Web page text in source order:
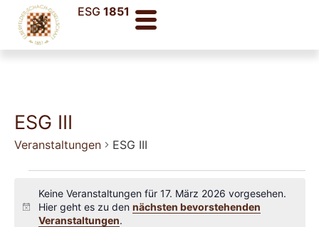
ESG1851
ESG III
Veranstaltungen ESG III
Hinweis
Keine Veranstaltungen für 17. März 2026 vorgesehen.
Hier geht es zu den nächsten bevorstehenden
Veranstaltungen.